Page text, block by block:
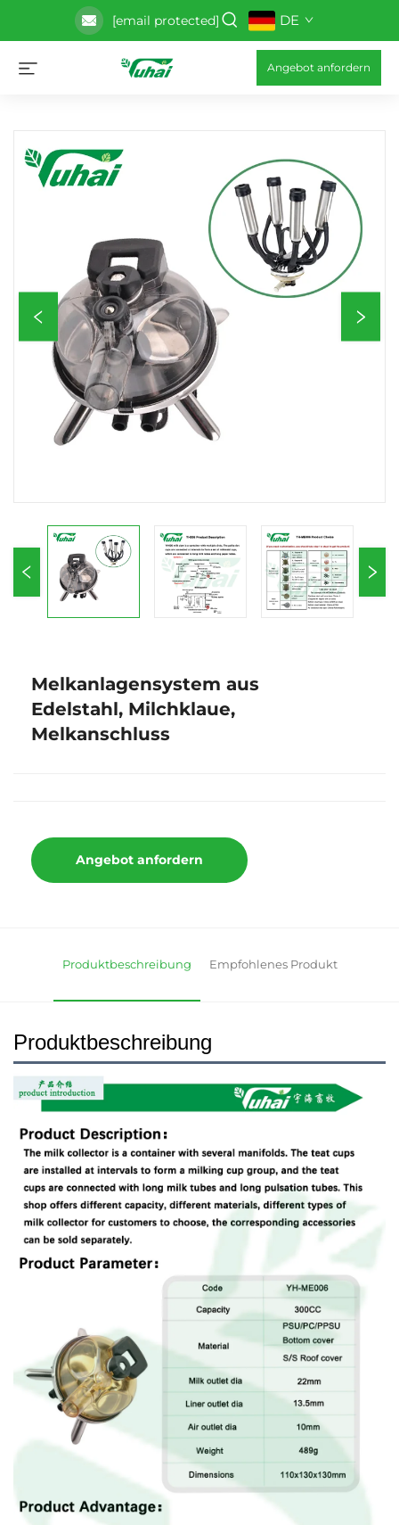
[email protected] DE
Angebot anfordern
Melkanlagensystem aus
Edelstahl, Milchklaue,
Melkanschluss
Angebot anfordern
Produktbeschreibung Empfohlenes Produkt
Produktbeschreibung